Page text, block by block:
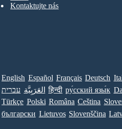
Kontaktujte nás
English Español Français Deutsch
עברית العَرَبِيَّة हिन्दी ру́сский язы́к
Türkçe Polski Româna Ceština
български Lietuvos Slovenščina